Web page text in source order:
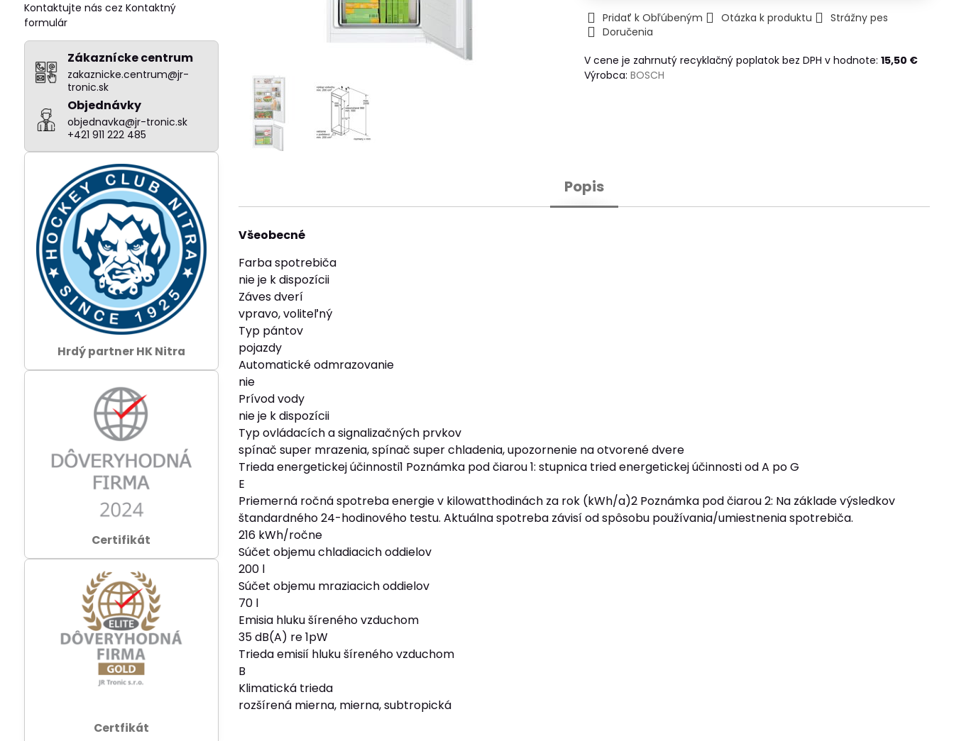
Pridať k Obľúbeným Otázka k produktu
Strážny pes
Doručenia
V cene je zahrnutý recyklačný poplatok bez DPH v hodnote:15,50 €
Výrobca:BOSCH
Popis
Všeobecné
Farba spotrebiča
nie je k dispozícii
Záves dverí
vpravo, voliteľný
Typ pántov
pojazdy
Automatické odmrazovanie
nie
Prívod vody
nie je k dispozícii
Typ ovládacích a signalizačných prvkov
spínač super mrazenia, spínač super chladenia, upozornenie na otvorené dvere
Trieda energetickej účinnosti1 Poznámka pod čiarou 1: stupnica tried energetickej účinnosti od A po G
E
Priemerná ročná spotreba energie v kilowatthodinách za rok (kWh/a)2 Poznámka pod čiarou 2: Na základe výsledkov
štandardného 24-hodinového testu. Aktuálna spotreba závisí od spôsobu používania/umiestnenia spotrebiča.
216 kWh/ročne
Súčet objemu chladiacich oddielov
200 l
Súčet objemu mraziacich oddielov
70 l
Emisia hluku šíreného vzduchom
35 dB(A) re 1pW
Trieda emisií hluku šíreného vzduchom
B
Klimatická trieda
rozšírená mierna, mierna, subtropická
Kontaktujte nás cez Kontaktný
formulár
Zákaznícke centrum
zakaznicke.centrum@jr-
tronic.sk
Objednávky
objednavka@jr-tronic.sk
+421 911 222 485
Hrdý partner HK Nitra
Certifikát
Certfikát